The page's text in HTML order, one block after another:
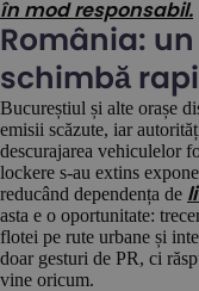
în mod responsabil.
România:
schimbă
Bucureștiul și alte orașe
emisii scăzute, iar
descurajarea vehiculelor
lockere s-au extins
reducând dependența de
asta e o oportunitate:
flotei pe rute urbane și
doar gesturi de PR, ci
vine oricum.